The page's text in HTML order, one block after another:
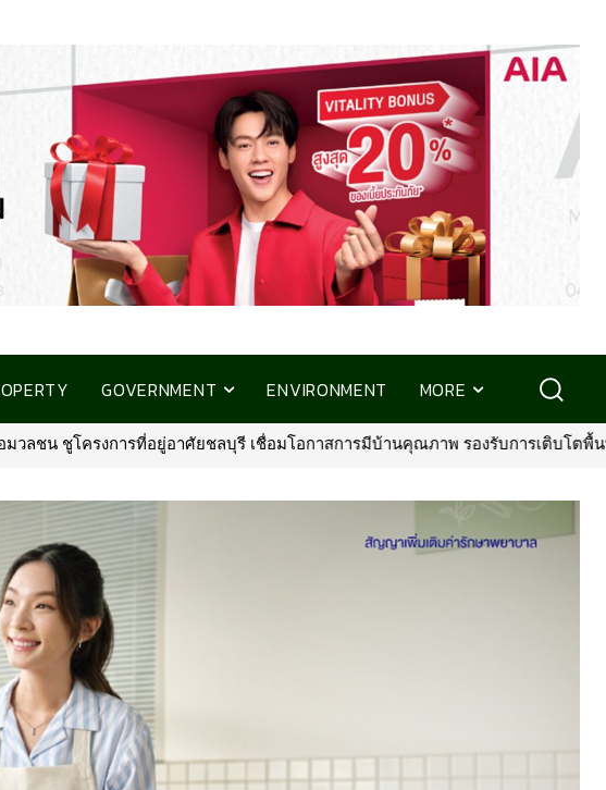
GOVERNMENT ENVIRONMENT MORE
าสการมีบ้านคุณภาพ รองรับการเติบโตพื้นที่ EEC•พรูเด็นเชียล ประเทศไทย จับมื